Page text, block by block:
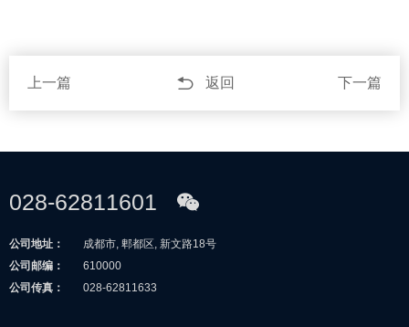
上一篇 返回 下一篇
028-62811601
公司地址：
成都市, 郫都区, 新文路18号
公司邮编：
610000
公司传真：
028-62811633